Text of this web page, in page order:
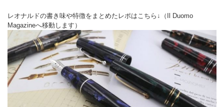
レオナルドの書き味や特徴をまとめたレポはこちら↓（Il Duomo
Magazineへ移動します）